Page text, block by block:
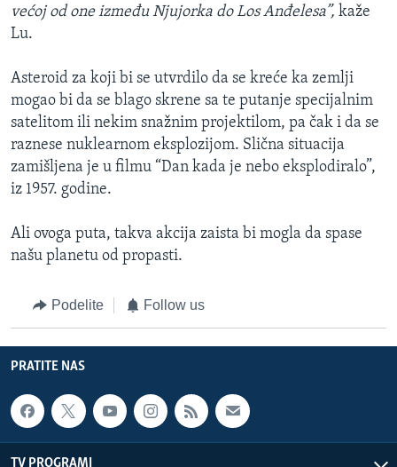
većoj od one između Njujorka do Los Anđelesa”, kaže
Lu.
Asteroid za koji bi se utvrdilo da se kreće ka zemlji
mogao bi da se blago skrene sa te putanje specijalnim
satelitom ili nekim snažnim projektilom, pa čak i da se
raznese nuklearnom eksplozijom. Slična situacija
zamišljena je u filmu “Dan kada je nebo eksplodiralo”,
iz 1957. godine.
Ali ovoga puta, takva akcija zaista bi mogla da spase
našu planetu od propasti.
Podelite Follow us
PRATITE NAS
TV PROGRAMI